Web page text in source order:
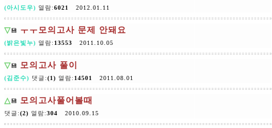
(아시도우) 열람:6021 2012.01.11
▽💾 ㅜㅜ모의고사 문제 안돼요
(밝은빛누) 열람: 13553 2011.10.05
▽💾 모의고사 풀이
(김준수) 댓글:(1) 열람: 14501 2011.08.01
△💾 모의고사풀어볼때
댓글:(2) 열람:304 2010.09.15